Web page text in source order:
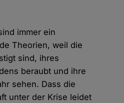
immer ein
Theorien, weil die
sind, ihres
beraubt und ihre
sehen. Dass die
unter der Krise leidet